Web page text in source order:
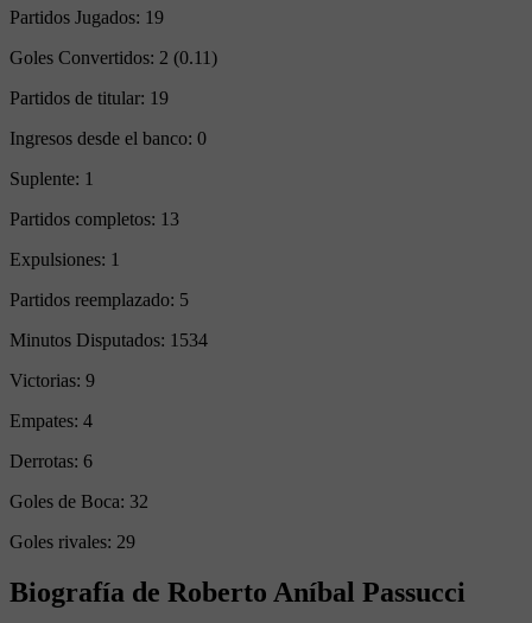
Partidos Jugados: 19
Goles Convertidos: 2 (0.11)
Partidos de titular: 19
Ingresos desde el banco: 0
Suplente: 1
Partidos completos: 13
Expulsiones: 1
Partidos reemplazado: 5
Minutos Disputados: 1534
Victorias: 9
Empates: 4
Derrotas: 6
Goles de Boca: 32
Goles rivales: 29
Biografía de Roberto Aníbal Passucci